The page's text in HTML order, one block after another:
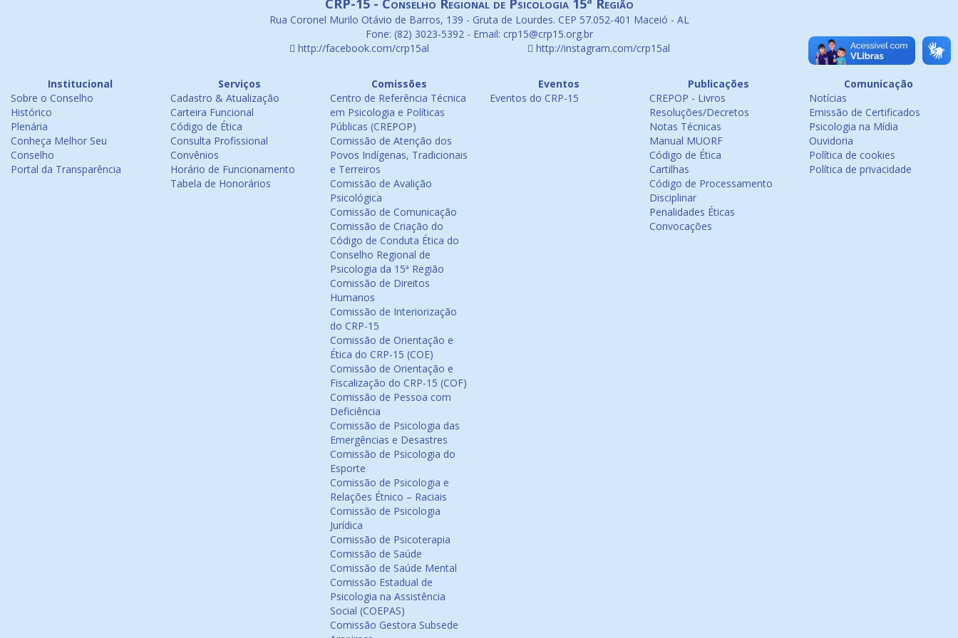
CRP-15 - Conselho Regional de Psicologia 15ª Região
Rua Coronel Murilo Otávio de Barros, 139 - Gruta de Lourdes. CEP 57.052-401 Maceió - AL
Fone: (82) 3023-5392 - Email: crp15@crp15.org.br
http://facebook.com/crp15al
http://instagram.com/crp15al
Institucional
Sobre o Conselho
Histórico
Plenária
Conheça Melhor Seu
Conselho
Portal da Transparência
Serviços
Cadastro & Atualização
Carteira Funcional
Código de Ética
Consulta Profissional
Convênios
Horário de Funcionamento
Tabela de Honorários
Comissões
Centro de Referência Técnica
em Psicologia e Políticas
Públicas (CREPOP)
Comissão de Atenção dos
Povos Indígenas, Tradicionais
e Terreiros
Comissão de Avalição
Psicológica
Comissão de Comunicação
Comissão de Criação do
Código de Conduta Ética do
Conselho Regional de
Psicologia da 15ª Região
Comissão de Direitos
Humanos
Comissão de Interiorização
do CRP-15
Comissão de Orientação e
Ética do CRP-15 (COE)
Comissão de Orientação e
Fiscalização do CRP-15 (COF)
Comissão de Pessoa com
Deficiência
Comissão de Psicologia das
Emergências e Desastres
Comissão de Psicologia do
Esporte
Comissão de Psicologia e
Relações Étnico – Raciais
Comissão de Psicologia
Jurídica
Comissão de Psicoterapia
Comissão de Saúde
Comissão de Saúde Mental
Comissão Estadual de
Psicologia na Assistência
Social (COEPAS)
Comissão Gestora Subsede
Eventos
Eventos do CRP-15
Publicações
CREPOP - Livros
Resoluções/Decretos
Notas Técnicas
Manual MUORF
Código de Ética
Cartilhas
Código de Processamento
Disciplinar
Penalidades Éticas
Convocações
Comunicação
Notícias
Emissão de Certificados
Psicologia na Mídia
Ouvidoria
Política de cookies
Política de privacidade